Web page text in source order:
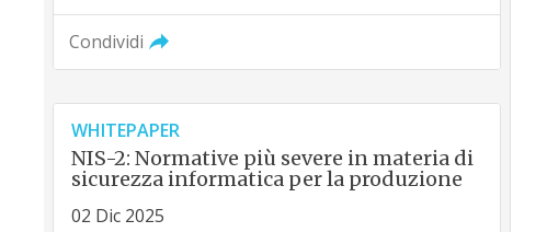
Condividi
WHITEPAPER
NIS-2: Normative più severe in materia di
sicurezza informatica per la produzione
02 Dic 2025